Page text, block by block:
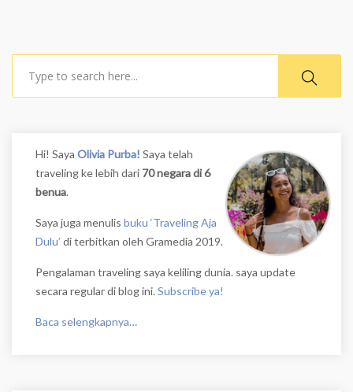
Hi! Saya Olivia Purba! Saya telah
traveling ke lebih dari 70 negara di 6
benua.
Saya juga menulis buku ‘Traveling Aja
Dulu’ di terbitkan oleh Gramedia 2019.
Pengalaman traveling saya keliling dunia. saya update
secara regular di blog ini. Subscribe ya!
Baca selengkapnya…